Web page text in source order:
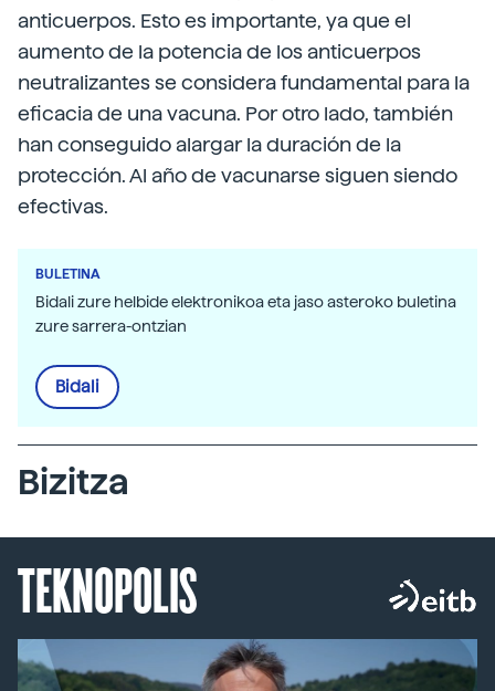
anticuerpos. Esto es importante, ya que el
aumento de la potencia de los anticuerpos
neutralizantes se considera fundamental para la
eficacia de una vacuna. Por otro lado, también
han conseguido alargar la duración de la
protección. Al año de vacunarse siguen siendo
efectivas.
BULETINA
Bidali zure helbide elektronikoa eta jaso asteroko buletina
zure sarrera-ontzian
Bidali
Bizitza
TEKNOPOLIS